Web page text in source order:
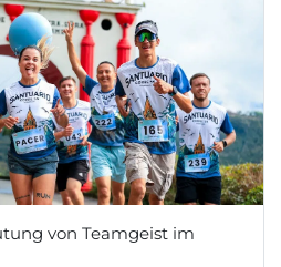
von Teamgeist im